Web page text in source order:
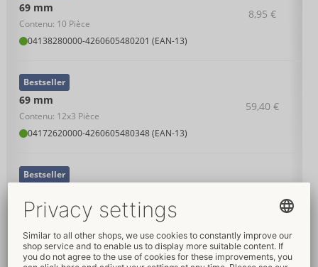
69 mm
Contenu: 10 Pièce
04138280000-4260605480201 (EAN-13)
8,95 €
69 mm
Contenu: 12x3 Pièce
04172620000-4260605480348 (EAN-13)
Bestseller
59,40 €
Contenu: 36 Pièce
-4260605480218 (EAN-13)
Bestseller